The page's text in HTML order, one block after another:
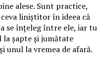
alese. Sunt practice,
liniștitor în ideea că
se înțeleg între ele, iar tu
șapte și jumătate
unul la vremea de afară.